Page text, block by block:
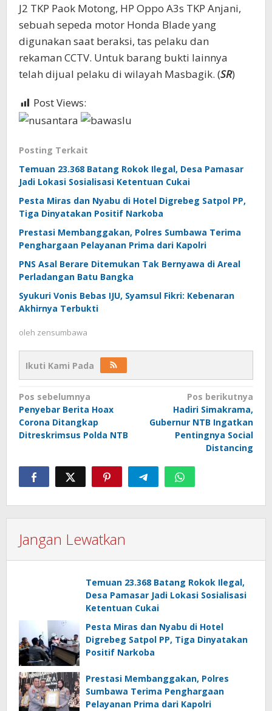
J2 TKP Paok Motong, HP Oppo A3s TKP Anjani,
sebuah sepeda motor Honda Blade yang
digunakan saat beraksi, tas pelaku dan
rekaman CCTV. Untuk barang bukti lainnya
telah dijual pelaku di wilayah Masbagik. (SR)
Post Views:
Posting Terkait
Temuan 23.368 Batang Rokok Ilegal, Desa Pamasar
Jadi Lokasi Sosialisasi Ketentuan Cukai
Pesta Miras dan Nyabu di Hotel Digrebeg Satpol PP,
Tiga Dinyatakan Positif Narkoba
Prestasi Membanggakan, Polres Sumbawa Terima
Penghargaan Pelayanan Prima dari Kapolri
PNS Asal Berare Ditemukan Tak Bernyawa di Areal
Perladangan Batu Bangka
Syukuri Vonis Bebas IJU, Syamsul Fikri: Kebenaran
Akhirnya Terbukti
oleh zensumbawa
Ikuti Kami Pada
Navigasi
pos
Pos sebelumnya
Penyebar Berita Hoax
Corona Ditangkap
Ditreskrimsus Polda NTB
Pos berikutnya
Hadiri Simakrama,
Gubernur NTB Ingatkan
Pentingnya Social
Distancing
Jangan Lewatkan
Temuan 23.368 Batang Rokok Ilegal,
Desa Pamasar Jadi Lokasi Sosialisasi
Ketentuan Cukai
Pesta Miras dan Nyabu di Hotel
Digrebeg Satpol PP, Tiga Dinyatakan
Positif Narkoba
Prestasi Membanggakan, Polres
Sumbawa Terima Penghargaan
Pelayanan Prima dari Kapolri